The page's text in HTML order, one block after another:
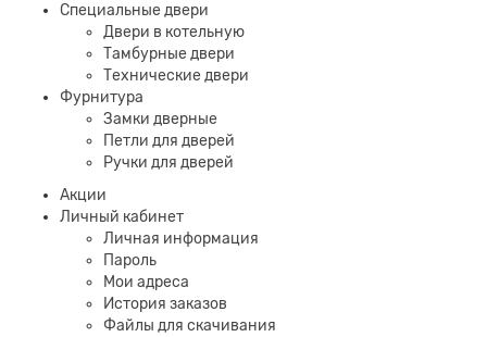
Специальные двери
Двери в котельную
Тамбурные двери
Технические двери
Фурнитура
Замки дверные
Петли для дверей
Ручки для дверей
Акции
Личный кабинет
Личная информация
Пароль
Мои адреса
История заказов
Файлы для скачивания